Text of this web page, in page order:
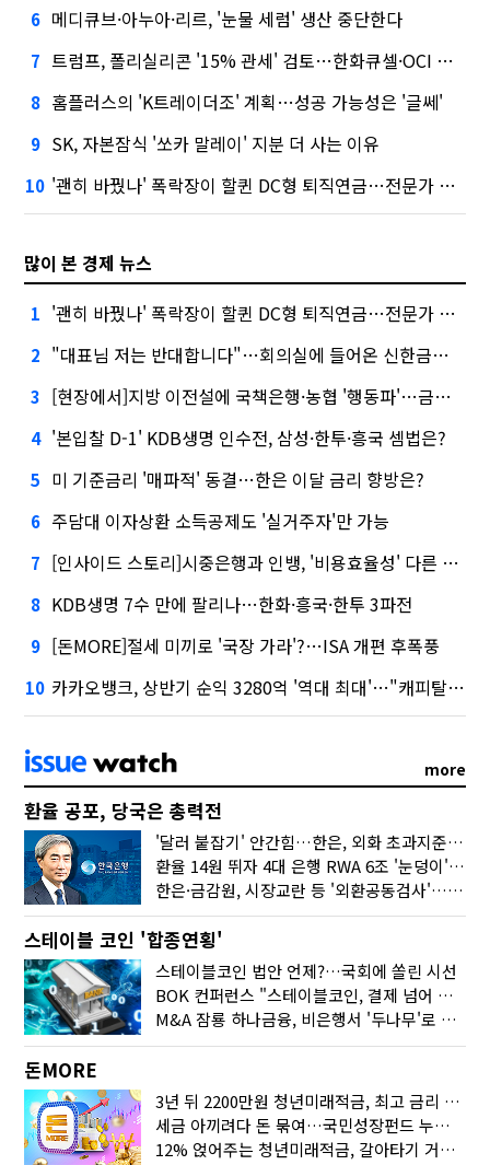
6 메디큐브·아누아·리르, '눈물 세럼' 생산 중단한다
7 트럼프, 폴리실리콘 '15% 관세' 검토…한화큐셀·OCI 영향은?
8 홈플러스의 'K트레이더조' 계획…성공 가능성은 '글쎄'
9 SK, 자본잠식 '쏘카 말레이' 지분 더 사는 이유
10 '괜히 바꿨나' 폭락장이 할퀸 DC형 퇴직연금…전문가 조언은
많이 본 경제 뉴스
1 '괜히 바꿨나' 폭락장이 할퀸 DC형 퇴직연금…전문가 조언은
2 "대표님 저는 반대합니다"…회의실에 들어온 신한금융 AI
3 [현장에서]지방 이전설에 국책은행·농협 '행동파'…금감원 '신중모드'
4 '본입찰 D-1' KDB생명 인수전, 삼성·한투·흥국 셈법은?
5 미 기준금리 '매파적' 동결…한은 이달 금리 향방은?
6 주담대 이자상환 소득공제도 '실거주자'만 가능
7 [인사이드 스토리]시중은행과 인뱅, '비용효율성' 다른 잣대 왜?
8 KDB생명 7수 만에 팔리나…한화·흥국·한투 3파전
9 [돈MORE]절세 미끼로 '국장 가라'?…ISA 개편 후폭풍
10 카카오뱅크, 상반기 순익 3280억 '역대 최대'…"캐피탈, 자산 1조원 이상"
more
환율 공포, 당국은 총력전
'달러 붙잡기' 안간힘…한은, 외화 초과지준에 이자 6개월 더
환율 14원 뛰자 4대 은행 RWA 6조 '눈덩이'…2배 뛴 2분기는?
한은·금감원, 시장교란 등 '외환공동검사'…환율 급등 전방위 대응
스테이블 코인 '합종연횡'
스테이블코인 법안 언제?…국회에 쏠린 시선
BOK 컨퍼런스 "스테이블코인, 결제 넘어 보험 대출 등 금융 연결 도구"
M&A 잠룡 하나금융, 비은행서 '두나무'로 눈돌린 이유는
돈MORE
3년 뒤 2200만원 청년미래적금, 최고 금리 받으려면?
세금 아끼려다 돈 묶여…국민성장펀드 누가 가입하면 좋을까
12% 얹어주는 청년미래적금, 갈아타기 거절 될수 있어요